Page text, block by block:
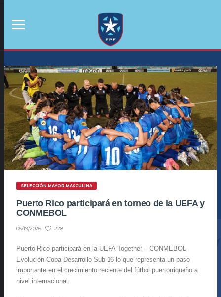
SELECCIÓN MAYOR MASCULINA
Puerto Rico participará en torneo de la UEFA y
CONMEBOL
05/19/2026 228
Puerto Rico participará en la UEFA Together – CONMEBOL
Evolución Copa Desarrollo Sub-16 lo que representa un paso
importante en el crecimiento reciente del fútbol puertorriqueño a
nivel internacional.